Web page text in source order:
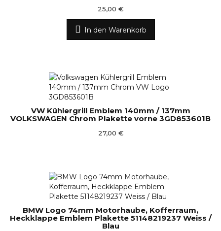
25,00 €
In den Warenkorb
VW Kühlergrill Emblem 140mm / 137mm
VOLKSWAGEN Chrom Plakette vorne 3GD853601B
27,00 €
BMW Logo 74mm Motorhaube, Kofferraum,
Heckklappe Emblem Plakette 51148219237 Weiss /
Blau